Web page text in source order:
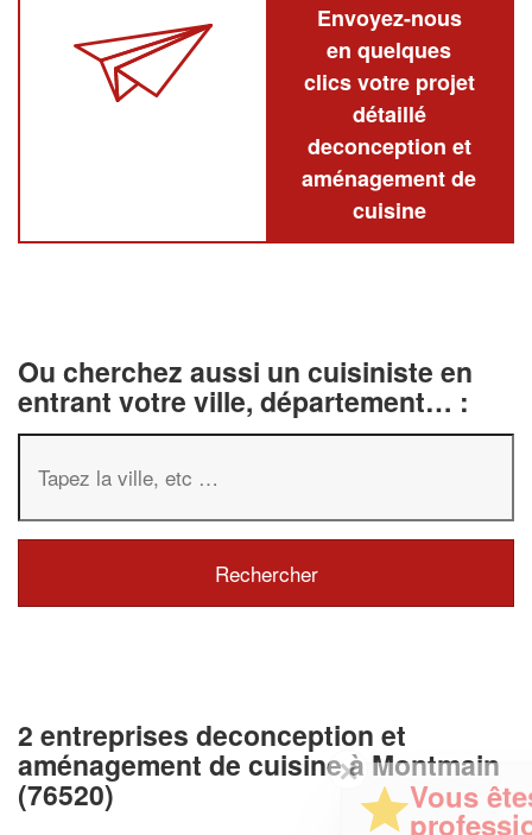
Envoyez-nous
en quelques
clics votre projet
détaillé
deconception et
aménagement de
cuisine
Ou cherchez aussi un cuisiniste en
entrant votre ville, département… :
2 entreprises deconception et
aménagement de cuisine à Montmain
(76520)
✕
Vous êtes un
professionnel ?